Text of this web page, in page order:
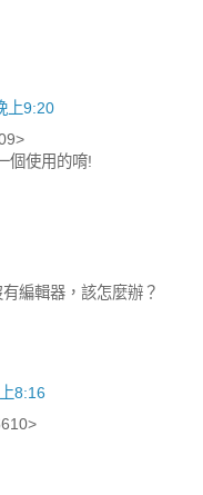
上9:20
個使用的唷!
編輯器，該怎麼辦？
8:16